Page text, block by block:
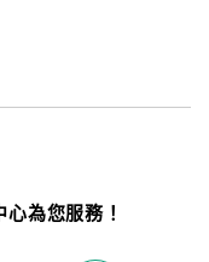
為您服務！